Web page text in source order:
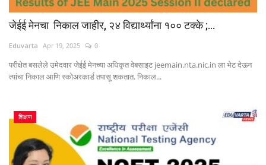
जेईई मेनचा निकाल जाहीर, २४ विद्यार्थ्यांना १०० टक्के ;...
Eduvarta Apr 19, 2025 0
परीक्षेत बसलेले उमेदवार जेईई मेनच्या अधिकृत वेबसाइट jeemain.nta.nic.in ला भेट देऊन
त्यांचा निकाल आणि स्कोअरकार्ड तपासू शकतात. निकाल...
शिक्षण